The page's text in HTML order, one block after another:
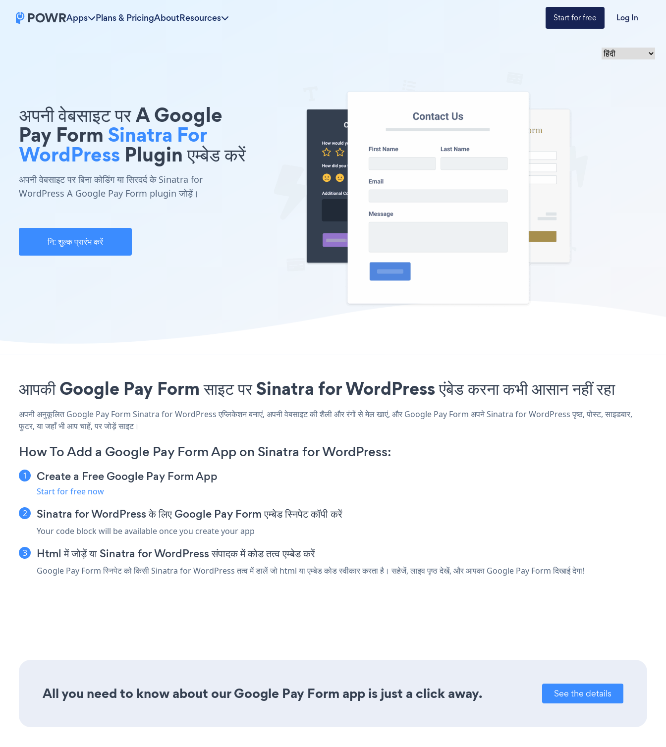
Apps Plans & PricingAboutResources Start for free Log In
अपनी वेबसाइट पर A Google
Pay Form Sinatra For
WordPress Plugin एम्बेड करें
अपनी वेबसाइट पर बिना कोडिंग या सिरदर्द के Sinatra for
WordPress A Google Pay Form plugin जोड़ें।
नि: शुल्क प्रारंभ करें
आपकी Google Pay Form साइट पर Sinatra for WordPress एंबेड करना कभी आसान नहीं रहा
अपनी अनुकूलित Google Pay Form Sinatra for WordPress एप्लिकेशन बनाएं, अपनी वेबसाइट की शैली और रंगों से मेल खाएं, और Google Pay Form अपने Sinatra for WordPress पृष्ठ, पोस्ट, साइडबार,
फुटर, या जहाँ भी आप चाहें, पर जोड़ें साइट।
How To Add a Google Pay Form App on Sinatra for WordPress:
Create a Free Google Pay Form App
Start for free now
Sinatra for WordPress के लिए Google Pay Form एम्बेड स्निपेट कॉपी करें
Your code block will be available once you create your app
Html में जोड़ें या Sinatra for WordPress संपादक में कोड तत्व एम्बेड करें
Google Pay Form स्निपेट को किसी Sinatra for WordPress तत्व में डालें जो html या एम्बेड कोड स्वीकार करता है। सहेजें, लाइव पृष्ठ देखें, और आपका Google Pay Form दिखाई देगा!
All you need to know about our Google Pay Form app is just a click away. See the details